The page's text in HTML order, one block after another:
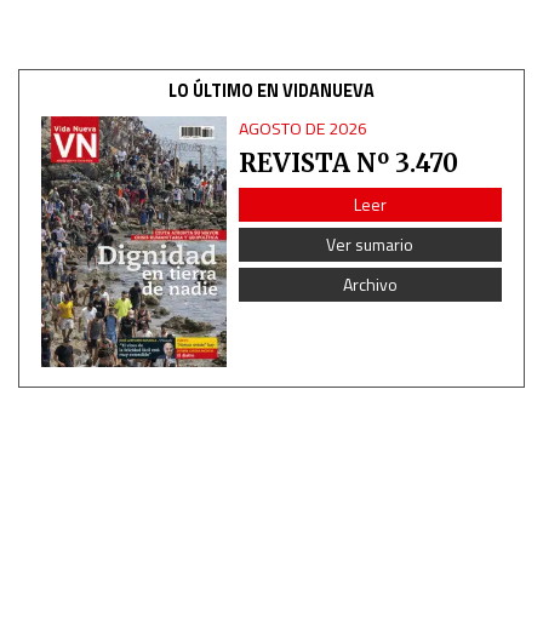
LO ÚLTIMO EN VIDANUEVA
AGOSTO DE 2026
REVISTA Nº 3.470
Leer
Ver sumario
Archivo
IAB Special Features:
Use precise geolocation data
Identify devices based on information actively requested
Non-IAB processing purposes:
Essential
Analytical